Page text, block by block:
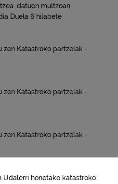
datuen multzoan
Duela 6 hilabete
zen Katastroko partzelak -
zen Katastroko partzelak -
zen Katastroko partzelak -
Udalerri honetako katastroko